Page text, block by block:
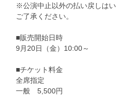
※公演中止以外の払い戻しは
ご了承ください。
■販売開始日時
9月20日（金）10:00～
■チケット料金
全席指定
一般 5,500円